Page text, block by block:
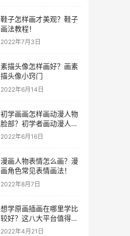
鞋子怎样画才美观？鞋子
画法教程！
2022年7月3日
素描头像怎样画好？画素
描头像小窍门
2022年6月14日
初学画画怎样画动漫人物
脸部？初学者画动漫人物
脸部过程图！
2022年6月16日
漫画人物表情怎么画？漫
画角色常见表情画法！
2022年8月7日
想学原画插画在哪里学比
较好？这八大平台值得选
择！
2022年4月21日